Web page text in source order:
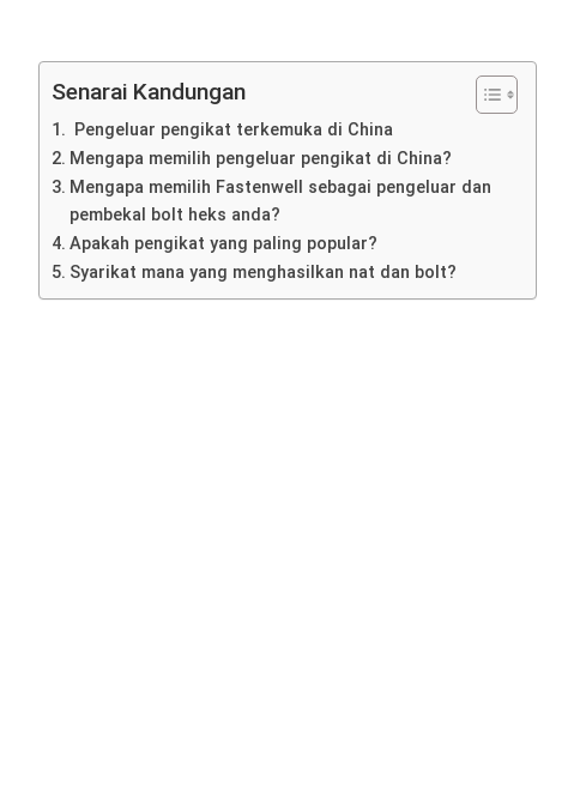
Senarai Kandungan
Pengeluar pengikat terkemuka di China
Mengapa memilih pengeluar pengikat di China?
Mengapa memilih Fastenwell sebagai pengeluar dan
pembekal bolt heks anda?
Apakah pengikat yang paling popular?
Syarikat mana yang menghasilkan nat dan bolt?